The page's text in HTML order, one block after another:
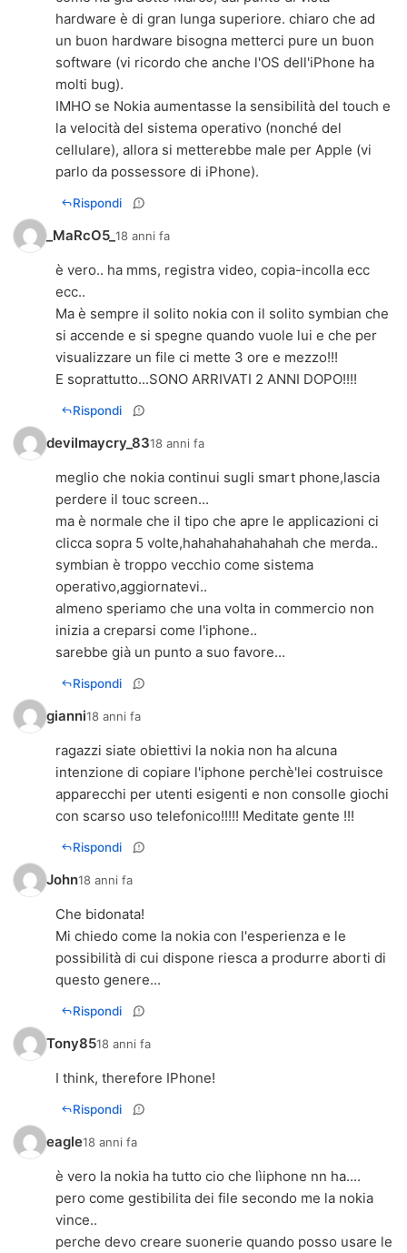
hardware è di gran lunga superiore. chiaro che ad
un buon hardware bisogna metterci pure un buon
software (vi ricordo che anche l'OS dell'iPhone ha
molti bug).
IMHO se Nokia aumentasse la sensibilità del touch e
la velocità del sistema operativo (nonché del
cellulare), allora si metterebbe male per Apple (vi
parlo da possessore di iPhone).
Rispondi
_MaRcO5_18 anni fa
è vero.. ha mms, registra video, copia-incolla ecc
ecc..
Ma è sempre il solito nokia con il solito symbian che
si accende e si spegne quando vuole lui e che per
visualizzare un file ci mette 3 ore e mezzo!!!
E soprattutto...SONO ARRIVATI 2 ANNI DOPO!!!!
Rispondi
devilmaycry_8318 anni fa
meglio che nokia continui sugli smart phone,lascia
perdere il touc screen...
ma è normale che il tipo che apre le applicazioni ci
clicca sopra 5 volte,hahahahahahahah che merda..
symbian è troppo vecchio come sistema
operativo,aggiornatevi..
almeno speriamo che una volta in commercio non
inizia a creparsi come l'iphone..
sarebbe già un punto a suo favore...
Rispondi
gianni18 anni fa
ragazzi siate obiettivi la nokia non ha alcuna
intenzione di copiare l'iphone perchè'lei costruisce
apparecchi per utenti esigenti e non consolle giochi
con scarso uso telefonico!!!!! Meditate gente !!!
Rispondi
John18 anni fa
Che bidonata!
Mi chiedo come la nokia con l'esperienza e le
possibilità di cui dispone riesca a produrre aborti di
questo genere...
Rispondi
Tony8518 anni fa
I think, therefore IPhone!
Rispondi
eagle18 anni fa
è vero la nokia ha tutto cio che lìiphone nn ha....
pero come gestibilita dei file secondo me la nokia
vince..
perche devo creare suonerie quando posso usare le